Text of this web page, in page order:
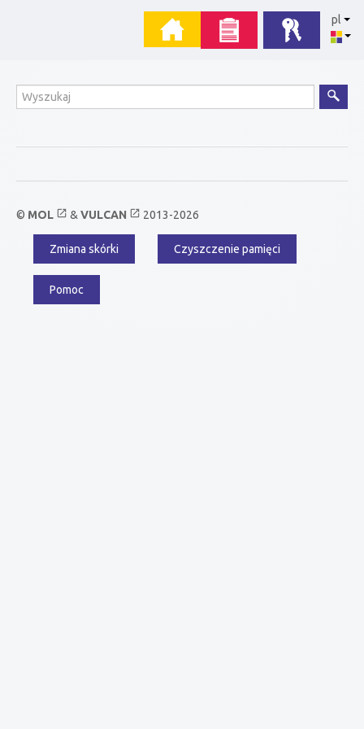
pl
Wyszukiwanie
© MOL open_in_new & VULCAN open_in_new 2013-2026
Menu
dodatkowe
Zmiana skórki Czyszczenie pamięci
Pomoc